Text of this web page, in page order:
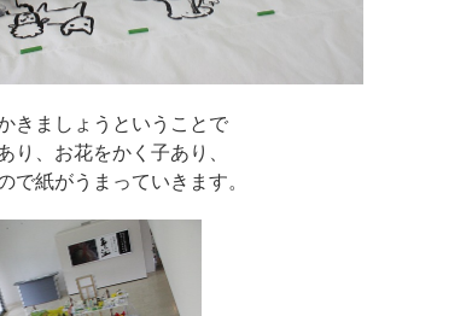
きましょうということで
り、お花をかく子あり、
で紙がうまっていきます。